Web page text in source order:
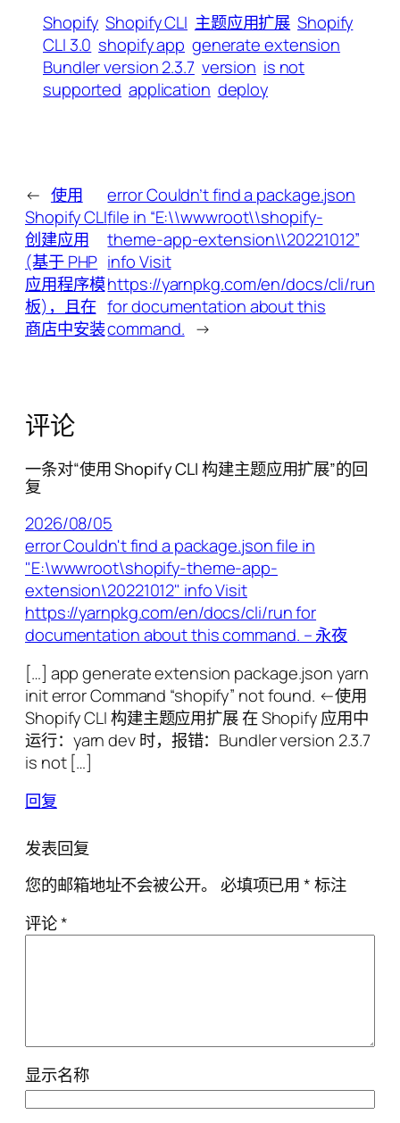
Shopify Shopify CLI 主题应用扩展 Shopify
CLI 3.0 shopify app generate extension
Bundler version 2.3.7 version is not
supported application deploy
← 使用
Shopify CLI
创建应用
(基于 PHP
应用程序模
板)，且在
商店中安装
error Couldn’t find a package.json
file in “E:\\wwwroot\\shopify-
theme-app-extension\\20221012”
info Visit
https://yarnpkg.com/en/docs/cli/run
for documentation about this
command. →
评论
一条对“使用 Shopify CLI 构建主题应用扩展”的回
复
2026/08/05
error Couldn't find a package.json file in
"E:\wwwroot\shopify-theme-app-
extension\20221012" info Visit
https://yarnpkg.com/en/docs/cli/run for
documentation about this command. – 永夜
[…] app generate extension package.json yarn
init error Command “shopify” not found. ←使用
Shopify CLI 构建主题应用扩展 在 Shopify 应用中
运行：yarn dev 时，报错：Bundler version 2.3.7
is not […]
回复
发表回复
您的邮箱地址不会被公开。 必填项已用*标注
评论*
显示名称